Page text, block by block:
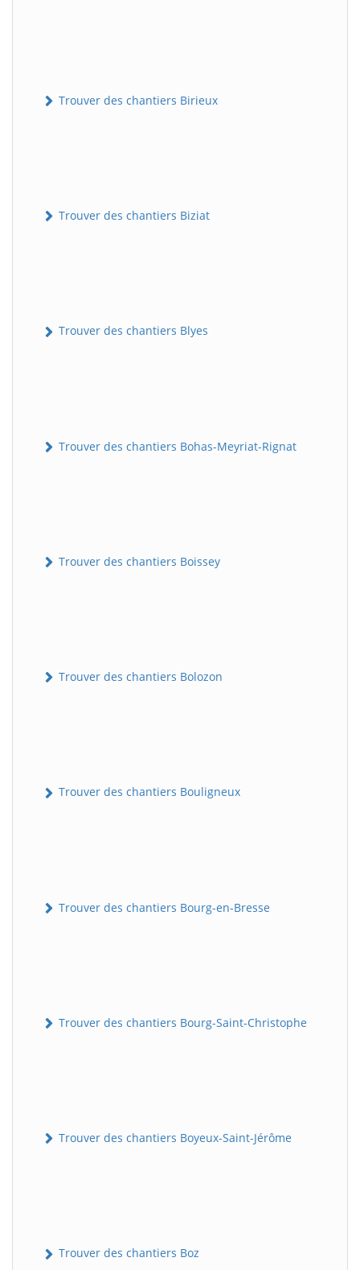
Trouver des chantiers Birieux
Trouver des chantiers Biziat
Trouver des chantiers Blyes
Trouver des chantiers Bohas-Meyriat-Rignat
Trouver des chantiers Boissey
Trouver des chantiers Bolozon
Trouver des chantiers Bouligneux
Trouver des chantiers Bourg-en-Bresse
Trouver des chantiers Bourg-Saint-Christophe
Trouver des chantiers Boyeux-Saint-Jérôme
Trouver des chantiers Boz